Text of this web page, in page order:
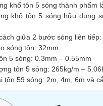
khổ tôn 5 sóng thành phẩm
khổ tôn 5 sóng hữu dụng
giữa 2 bước sóng liên tiếp:
sóng tôn: 32mm.
5 sóng: 0.3mm – 0.55mm
tôn 5 sóng: 265kg/m –
tôn 59 sóng: 2m, 4m, 6m và